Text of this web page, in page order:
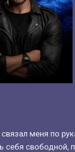
меня по
себя свободной,